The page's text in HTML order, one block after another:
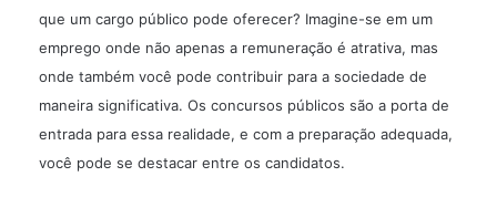
que um cargo público pode oferecer? Imagine-se em um
emprego onde não apenas a remuneração é atrativa, mas
onde também você pode contribuir para a sociedade de
maneira significativa. Os concursos públicos são a porta de
entrada para essa realidade, e com a preparação adequada,
você pode se destacar entre os candidatos.